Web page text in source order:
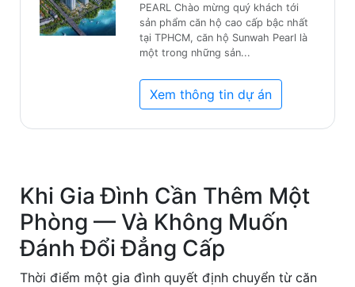
PEARL ​Chào mừng quý khách tới
sản phẩm căn hộ cao cấp bậc nhất
tại TPHCM, căn hộ Sunwah Pearl là
một trong những sản...
Xem thông tin dự án
Khi Gia Đình Cần Thêm Một
Phòng — Và Không Muốn
Đánh Đổi Đẳng Cấp
Thời điểm một gia đình quyết định chuyển từ căn